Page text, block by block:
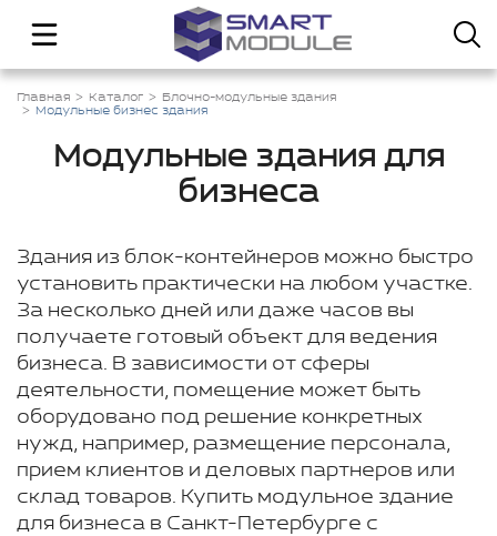
Главная Каталог
Блочно-модульные здания
Модульные бизнес здания
Модульные здания для
бизнеса
Здания из блок-контейнеров можно быстро
установить практически на любом участке.
За несколько дней или даже часов вы
получаете готовый объект для ведения
бизнеса. В зависимости от сферы
деятельности, помещение может быть
оборудовано под решение конкретных
нужд, например, размещение персонала,
прием клиентов и деловых партнеров или
склад товаров. Купить модульное здание
для бизнеса в Санкт-Петербурге с